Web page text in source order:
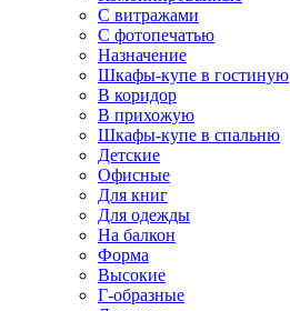
С витражами
С фотопечатью
Назначение
Шкафы-купе в гостиную
В коридор
В прихожую
Шкафы-купе в спальню
Детские
Офисные
Для книг
Для одежды
На балкон
Форма
Высокие
Г-образные